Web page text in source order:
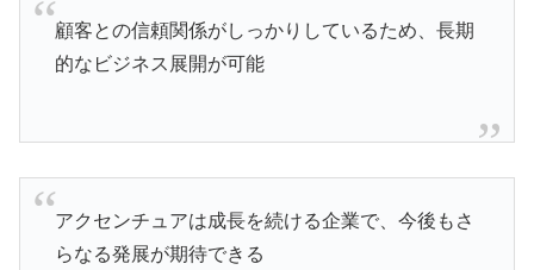
顧客との信頼関係がしっかりしているため、長期
的なビジネス展開が可能
アクセンチュアは成長を続ける企業で、今後もさ
らなる発展が期待できる